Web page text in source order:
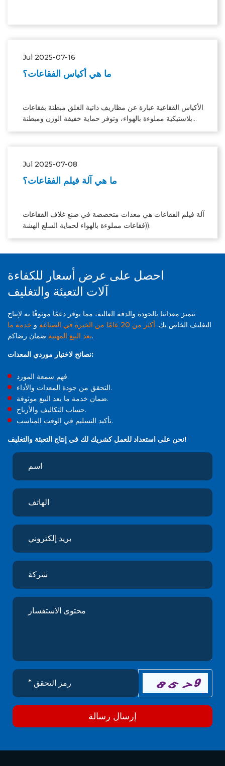
Jul 2025-07-16
ما هي أكياس الفقاعات؟
الأكياس الفقاعية عبارة عن مظاريف ذاتية الغلق مبطنة بفقاعات
بلاستيكية مملوءة بالهواء، وتوفر حماية خفيفة الوزن ومبطنة
لشحن العناصر الصغيرة والمتوسطة الحجم.
Jul 2025-07-08
ما هي آلة فيلم الفقاعات؟
آلة فيلم الفقاعات هي معدات متخصصة في صنع غلاف الفقاعات
(فقاعات مملوءة بالهواء لحماية السلع الهشة).
احصل على عرض أسعار للكفاءة
آلات التعبئة والتغليف
تتميز معداتنا بالجودة والدقة العالية، مما يوفر دعمًا موثوقًا به لإنتاج
التغليف الخاص بك. أكثر من 20 عامًا من الخبرة في الصناعة و خدمة ما
بعد البيع المهنيةضمان رضاكم.
نصائح لاختيار موردي المعدات:
فهم سمعة المورد.
التحقق من جودة المعدات والأداء.
ضمان خدمة ما بعد البيع موثوقة.
حساب التكاليف والأرباح.
تأكيد التسليم في الوقت المناسب.
نحن على استعداد للعمل كشريك لك في إنتاج التعبئة والتغليف!
إرسال رسالة